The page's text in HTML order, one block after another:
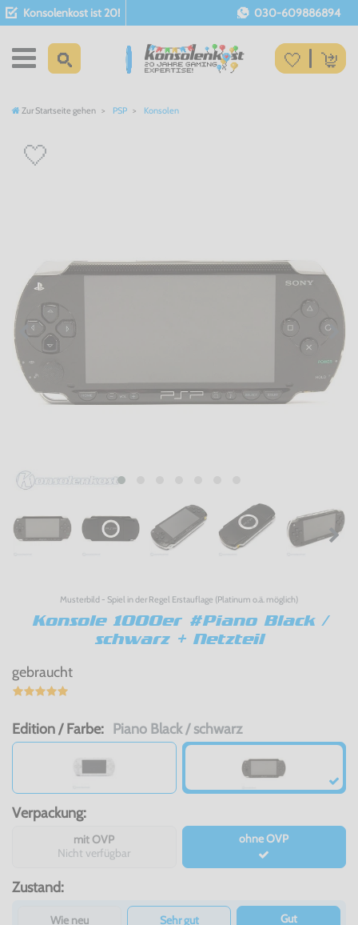
Konsolenkost ist 20! 030-609886894
Zur Startseite gehen PSP Konsolen
Musterbild - Spiel in der Regel Erstauflage (Platinum o.ä. möglich)
Konsole 1000er #Piano Black /
schwarz + Netzteil
gebraucht
Edition / Farbe: Piano Black / schwarz
Verpackung:
mit OVP
Nicht verfügbar
ohne OVP
Zustand:
Wie neu
Sehr gut
Gut